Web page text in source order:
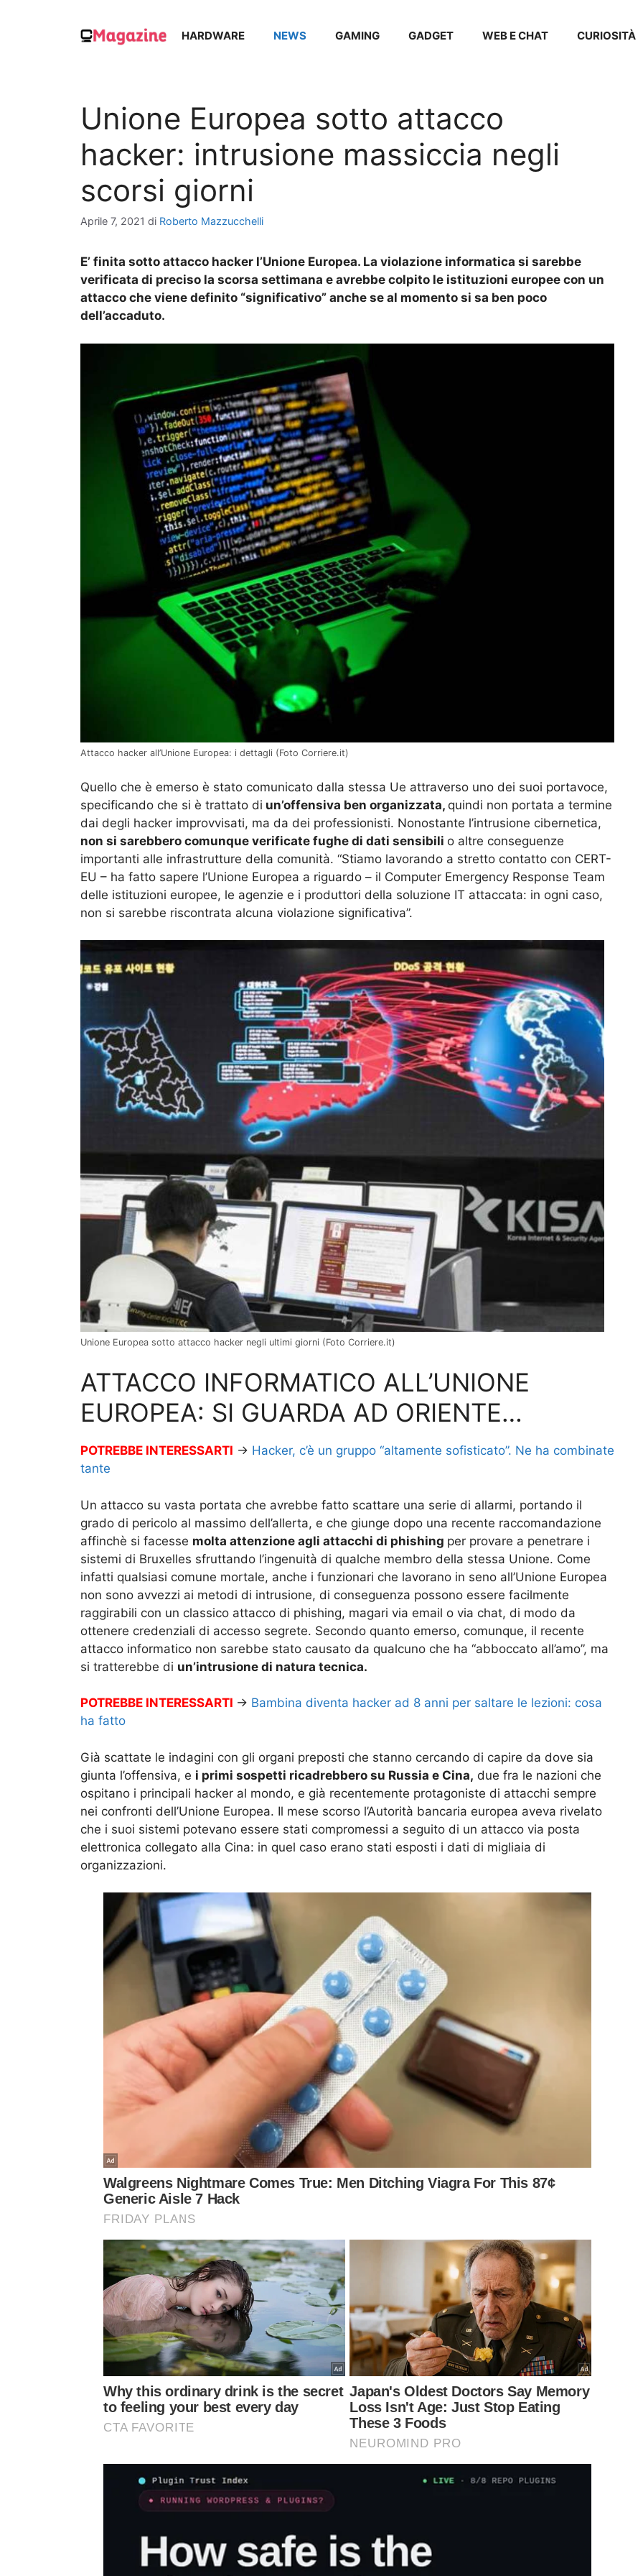
HARDWARE NEWS GAMING GADGET WEB E CHAT CURIOSITÀ
Unione Europea sotto attacco
hacker: intrusione massiccia negli
scorsi giorni
Aprile 7, 2021 di Roberto Mazzucchelli
E’ finita sotto attacco hacker l’Unione Europea. La violazione informatica si sarebbe
verificata di preciso la scorsa settimana e avrebbe colpito le istituzioni europee con un
attacco che viene definito “significativo” anche se al momento si sa ben poco
dell’accaduto.
Attacco hacker all’Unione Europea: i dettagli (Foto Corriere.it)
Quello che è emerso è stato comunicato dalla stessa Ue attraverso uno dei suoi portavoce,
specificando che si è trattato di un’offensiva ben organizzata, quindi non portata a termine
dai degli hacker improvvisati, ma da dei professionisti. Nonostante l’intrusione cibernetica,
non si sarebbero comunque verificate fughe di dati sensibili o altre conseguenze
importanti alle infrastrutture della comunità. “Stiamo lavorando a stretto contatto con CERT-
EU – ha fatto sapere l’Unione Europea a riguardo – il Computer Emergency Response Team
delle istituzioni europee, le agenzie e i produttori della soluzione IT attaccata: in ogni caso,
non si sarebbe riscontrata alcuna violazione significativa”.
Unione Europea sotto attacco hacker negli ultimi giorni (Foto Corriere.it)
ATTACCO INFORMATICO ALL’UNIONE
EUROPEA: SI GUARDA AD ORIENTE…
POTREBBE INTERESSARTI → Hacker, c’è un gruppo “altamente sofisticato”. Ne ha combinate
tante
Un attacco su vasta portata che avrebbe fatto scattare una serie di allarmi, portando il
grado di pericolo al massimo dell’allerta, e che giunge dopo una recente raccomandazione
affinchè si facesse molta attenzione agli attacchi di phishing per provare a penetrare i
sistemi di Bruxelles sfruttando l’ingenuità di qualche membro della stessa Unione. Come
infatti qualsiasi comune mortale, anche i funzionari che lavorano in seno all’Unione Europea
non sono avvezzi ai metodi di intrusione, di conseguenza possono essere facilmente
raggirabili con un classico attacco di phishing, magari via email o via chat, di modo da
ottenere credenziali di accesso segrete. Secondo quanto emerso, comunque, il recente
attacco informatico non sarebbe stato causato da qualcuno che ha “abboccato all’amo”, ma
si tratterebbe di un’intrusione di natura tecnica.
POTREBBE INTERESSARTI → Bambina diventa hacker ad 8 anni per saltare le lezioni: cosa
ha fatto
Già scattate le indagini con gli organi preposti che stanno cercando di capire da dove sia
giunta l’offensiva, e i primi sospetti ricadrebbero su Russia e Cina, due fra le nazioni che
ospitano i principali hacker al mondo, e già recentemente protagoniste di attacchi sempre
nei confronti dell’Unione Europea. Il mese scorso l’Autorità bancaria europea aveva rivelato
che i suoi sistemi potevano essere stati compromessi a seguito di un attacco via posta
elettronica collegato alla Cina: in quel caso erano stati esposti i dati di migliaia di
organizzazioni.